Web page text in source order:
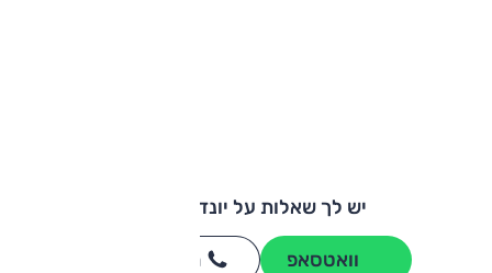
יש לך שאלות על יונדאי קונה?
וואטסאפ חייגו